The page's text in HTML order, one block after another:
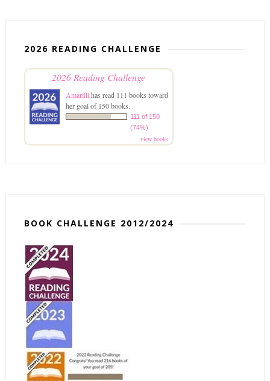
2026 READING CHALLENGE
2026 Reading Challenge
Amarillihas read 111 books toward
her goal of 150 books.
111 of 150
(74%)
view books
BOOK CHALLENGE 2012/2024